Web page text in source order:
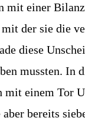
mit einer
der sie die
diese
mussten. In
mit einem Tor
bereits